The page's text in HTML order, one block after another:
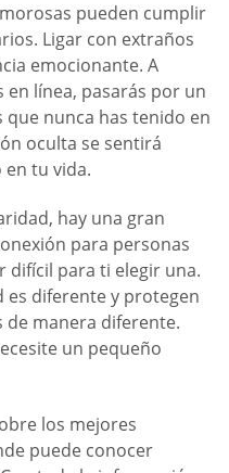
pueden cumplir
Ligar con extraños
emocionante. A
en línea, pasarás por un
nunca has tenido en
oculta se sentirá
tu vida.
hay una gran
para personas
difícil para ti elegir una.
es diferente y protegen
de manera diferente.
un pequeño
los mejores
puede conocer